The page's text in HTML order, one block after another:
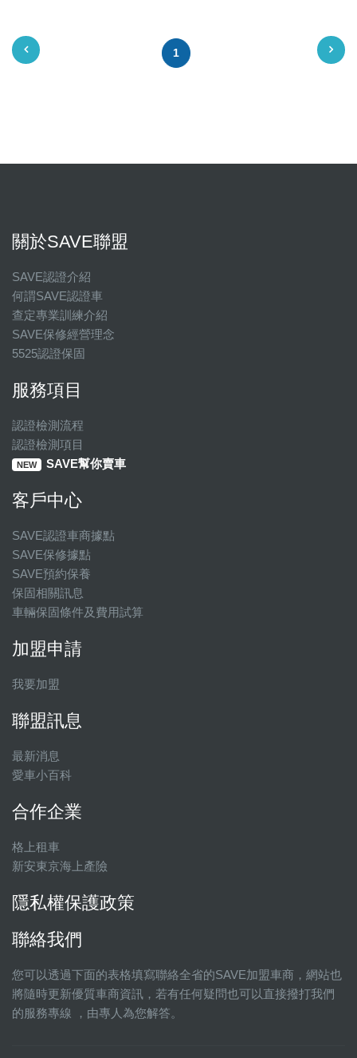
1
關於SAVE聯盟
SAVE認證介紹
何謂SAVE認證車
查定專業訓練介紹
SAVE保修經營理念
5525認證保固
服務項目
認證檢測流程
認證檢測項目
NEW SAVE幫你賣車
客戶中心
SAVE認證車商據點
SAVE保修據點
SAVE預約保養
保固相關訊息
車輛保固條件及費用試算
加盟申請
我要加盟
聯盟訊息
最新消息
愛車小百科
合作企業
格上租車
新安東京海上產險
隱私權保護政策
聯絡我們
您可以透過下面的表格填寫聯絡全省的SAVE加盟車商，網站也
將隨時更新優質車商資訊，若有任何疑問也可以直接撥打我們
的服務專線 ，由專人為您解答。